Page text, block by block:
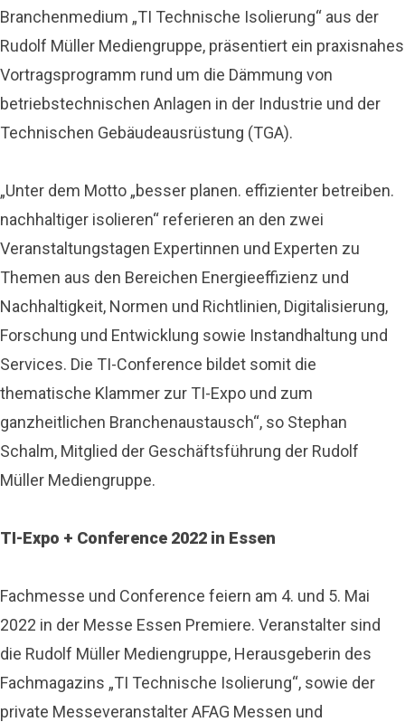
Branchenmedium „TI Technische Isolierung“ aus der
Rudolf Müller Mediengruppe, präsentiert ein praxisnahes
Vortragsprogramm rund um die Dämmung von
betriebstechnischen Anlagen in der Industrie und der
Technischen Gebäudeausrüstung (TGA).
„Unter dem Motto „besser planen. effizienter betreiben.
nachhaltiger isolieren“ referieren an den zwei
Veranstaltungstagen Expertinnen und Experten zu
Themen aus den Bereichen Energieeffizienz und
Nachhaltigkeit, Normen und Richtlinien, Digitalisierung,
Forschung und Entwicklung sowie Instandhaltung und
Services. Die TI-Conference bildet somit die
thematische Klammer zur TI-Expo und zum
ganzheitlichen Branchenaustausch“, so Stephan
Schalm, Mitglied der Geschäftsführung der Rudolf
Müller Mediengruppe.
TI-Expo + Conference 2022 in Essen
Fachmesse und Conference feiern am 4. und 5. Mai
2022 in der Messe Essen Premiere. Veranstalter sind
die Rudolf Müller Mediengruppe, Herausgeberin des
Fachmagazins „TI Technische Isolierung“, sowie der
private Messeveranstalter AFAG Messen und